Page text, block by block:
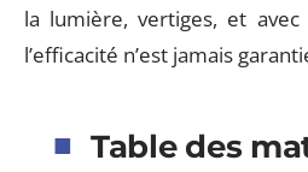
la lumière, vertiges, et
l’efficacité n’est jamais
Table des